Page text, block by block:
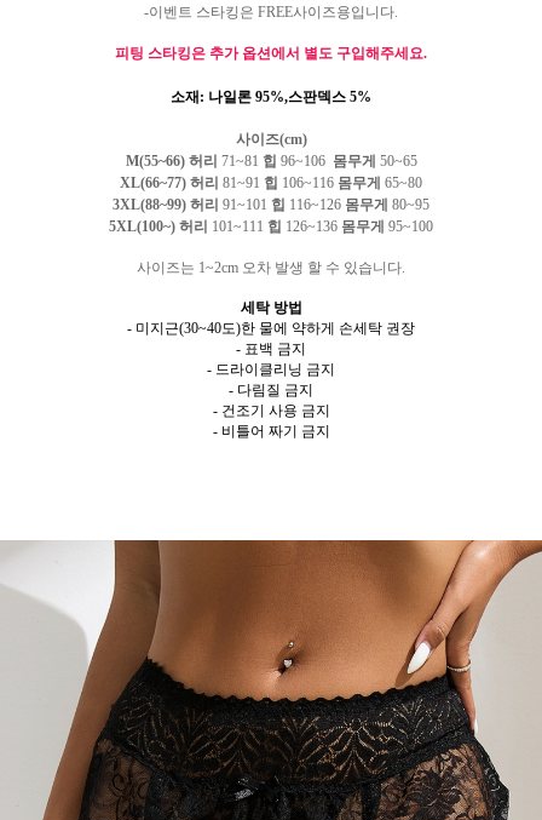
-이벤트 스타킹은 FREE사이즈용입니다.
피팅 스타킹은 추가 옵션에서 별도 구입해주세요.
소재 : 나일론 95%,스판덱스 5%
사이즈(cm)
M(55~66) 허리 71~81 힙 96~106몸무게 50~65
XL(66~77) 허리 81~91 힙 106~116 몸무게 65~80
3XL(88~99) 허리 91~101 힙 116~126 몸무게 80~95
5XL(100~) 허리 101~111 힙 126~136 몸무게 95~100
사이즈는 1~2cm 오차 발생 할 수 있습니다.
세탁 방법
- 미지근(30~40도)한 물에 약하게 손세탁 권장
- 표백 금지
- 드라이클리닝 금지
- 다림질 금지
- 건조기 사용 금지
- 비틀어 짜기 금지